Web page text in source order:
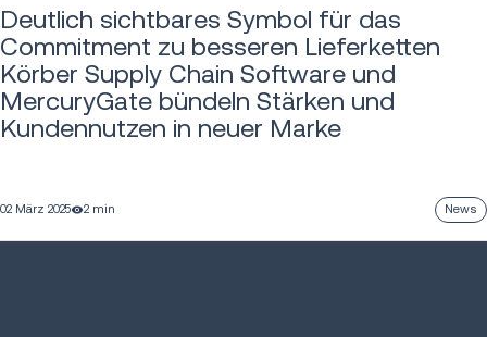
Deutlich sichtbares Symbol für das
Commitment zu besseren Lieferketten
Körber Supply Chain Software und
MercuryGate bündeln Stärken und
Kundennutzen in neuer Marke
02 März 2025 2 min News